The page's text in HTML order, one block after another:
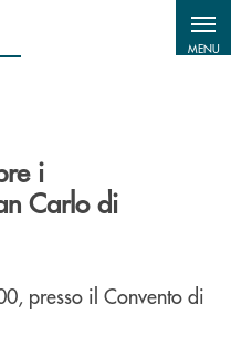
MENU
i
Carlo di
presso il Convento di